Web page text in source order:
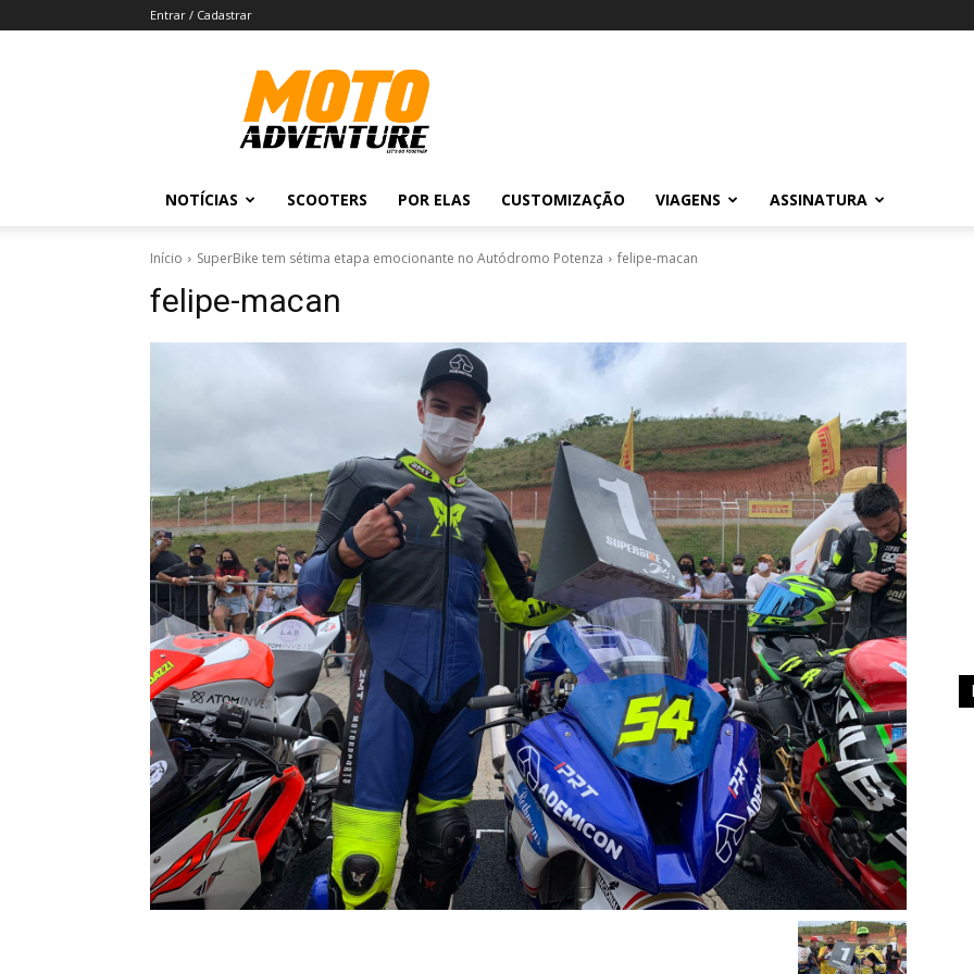
Entrar / Cadastrar
Revista
Moto
Adventure
NOTÍCIAS SCOOTERS POR ELAS CUSTOMIZAÇÃO VIAGENS ASSINATURA
Início SuperBike tem sétima etapa emocionante no Autódromo Potenza felipe-macan
felipe-macan